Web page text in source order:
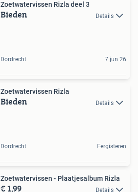
Zoetwatervissen Rizla deel 3
Bieden Details
Dordrecht 7 jun 26
Zoetwatervissen Rizla
Bieden Details
Dordrecht Eergisteren
Zoetwatervissen - Plaatjesalbum Rizla
€ 1,99 Details